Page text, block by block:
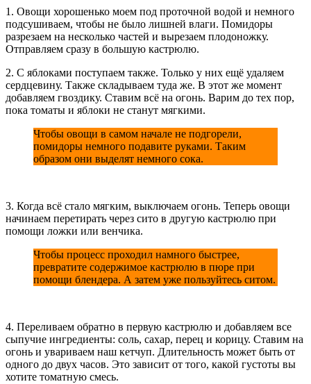
1. Овощи хорошенько моем под проточной водой и немного
подсушиваем, чтобы не было лишней влаги. Помидоры
разрезаем на несколько частей и вырезаем плодоножку.
Отправляем сразу в большую кастрюлю.
2. С яблоками поступаем также. Только у них ещё удаляем
сердцевину. Также складываем туда же. В этот же момент
добавляем гвоздику. Ставим всё на огонь. Варим до тех пор,
пока томаты и яблоки не станут мягкими.
Чтобы овощи в самом начале не подгорели,
помидоры немного подавите руками. Таким
образом они выделят немного сока.
3. Когда всё стало мягким, выключаем огонь. Теперь овощи
начинаем перетирать через сито в другую кастрюлю при
помощи ложки или венчика.
Чтобы процесс проходил намного быстрее,
превратите содержимое кастрюлю в пюре при
помощи блендера. А затем уже пользуйтесь ситом.
4. Переливаем обратно в первую кастрюлю и добавляем все
сыпучие ингредиенты: соль, сахар, перец и корицу. Ставим на
огонь и увариваем наш кетчуп. Длительность может быть от
одного до двух часов. Это зависит от того, какой густоты вы
хотите томатную смесь.